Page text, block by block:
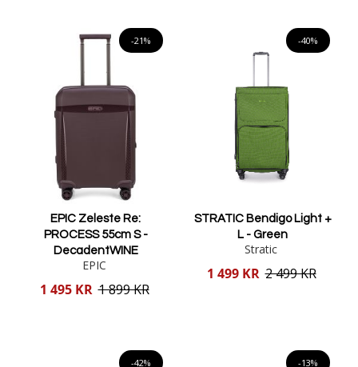
-21%
EPIC Zeleste Re:
PROCESS 55cm S -
DecadentWINE
EPIC
Reducerat
1 495 KR 1 899 KR
-40%
STRATIC Bendigo Light +
L - Green
Stratic
Reducerat
1 499 KR 2 499 KR
-42% -13%